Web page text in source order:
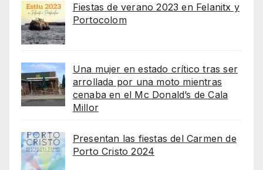
Fiestas de verano 2023 en Felanitx y
Portocolom
Una mujer en estado crítico tras ser
arrollada por una moto mientras
cenaba en el Mc Donald’s de Cala
Millor
Presentan las fiestas del Carmen de
Porto Cristo 2024